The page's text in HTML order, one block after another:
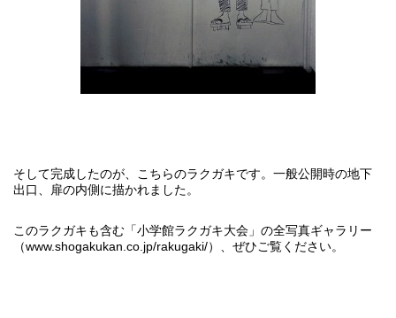
そして完成したのが、こちらのラクガキです。一般公開時の地下
出口、扉の内側に描かれました。
このラクガキも含む「小学館ラクガキ大会」の全写真ギャラリー
（www.shogakukan.co.jp/rakugaki/）、ぜひご覧ください。